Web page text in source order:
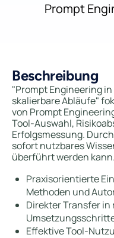
Prompt
Beschreibung
"Prompt Engineering
skalierbare Abläufe"
von Prompt
Tool-Auswahl,
Erfolgsmessung.
sofort nutzbares
überführt werden kann.
Praxisorientierte
Methoden und
Direkter Transfer in
Effektive Tool-